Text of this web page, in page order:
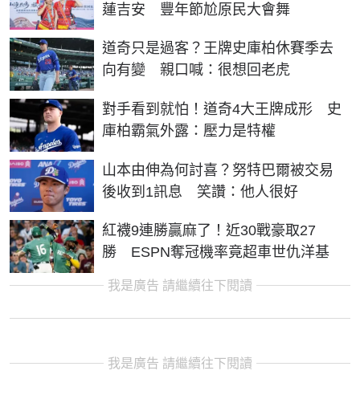
蓮吉安 豐年節尬原民大會舞
道奇只是過客？王牌史庫柏休賽季去
向有變 親口喊：很想回老虎
對手看到就怕！道奇4大王牌成形 史
庫柏霸氣外露：壓力是特權
山本由伸為何討喜？努特巴爾被交易
後收到1訊息 笑讚：他人很好
紅襪9連勝贏麻了！近30戰豪取27
勝 ESPN奪冠機率竟超車世仇洋基
我是廣告 請繼續往下閱讀
我是廣告 請繼續往下閱讀